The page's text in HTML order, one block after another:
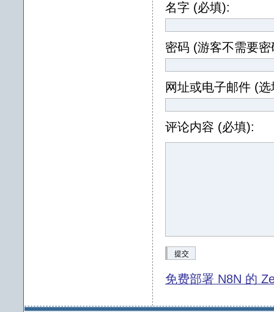
名字 (必填):
密码 (游客不需要密
网址或电子邮件 (
评论内容 (必填):
提交
免费部署 N8N 的